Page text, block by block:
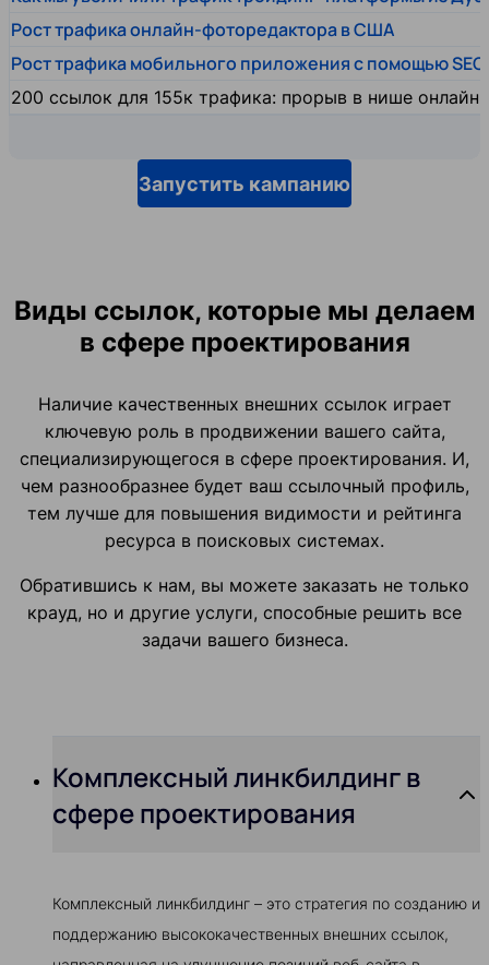
Рост трафика онлайн-фоторедактора в США
Рост трафика мобильного приложения с помощью SEO
200 ссылок для 155к трафика: прорыв в нише
Запустить кампанию
Виды ссылок, которые мы делаем
в сфере проектирования
Наличие качественных внешних ссылок играет
ключевую роль в продвижении вашего сайта,
специализирующегося в сфере проектирования. И,
чем разнообразнее будет ваш ссылочный профиль,
тем лучше для повышения видимости и рейтинга
ресурса в поисковых системах.
Обратившись к нам, вы можете заказать не только
крауд, но и другие услуги, способные решить все
задачи вашего бизнеса.
Комплексный линкбилдинг в
сфере проектирования
Комплексный линкбилдинг – это стратегия по созданию и
поддержанию высококачественных внешних ссылок,